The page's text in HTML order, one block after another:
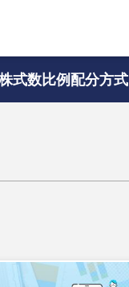
式数比例配分方式